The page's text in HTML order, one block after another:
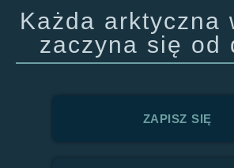
Każda arktyczna
zaczyna się od
ZAPISZ SIĘ